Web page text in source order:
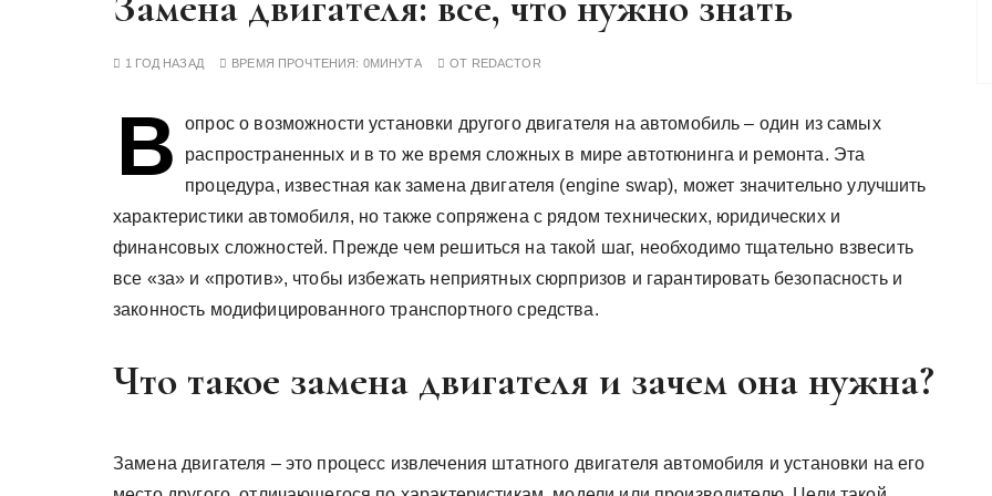
1 ГОД НАЗАД ВРЕМЯ ПРОЧТЕНИЯ: 0МИНУТА ОТ REDACTOR
В
опрос о возможности установки другого двигателя на автомобиль – один из самых
распространенных и в то же время сложных в мире автотюнинга и ремонта. Эта
процедура, известная как замена двигателя (engine swap), может значительно улучшить
характеристики автомобиля, но также сопряжена с рядом технических, юридических и
финансовых сложностей. Прежде чем решиться на такой шаг, необходимо тщательно взвесить
все «за» и «против», чтобы избежать неприятных сюрпризов и гарантировать безопасность и
законность модифицированного транспортного средства.
Что такое замена двигателя и зачем она нужна?
Замена двигателя – это процесс извлечения штатного двигателя автомобиля и установки на его